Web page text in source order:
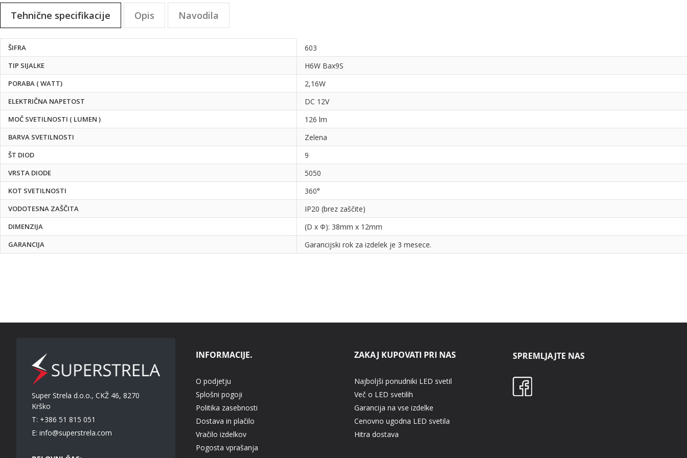
na
začetekTehnične specifikacije
Tehnične
specifikacije
ŠIFRA 603
TIP SIJALKE H6W Bax9S
PORABA ( WATT) 2,16W
ELEKTRIČNA NAPETOST DC 12V
MOČ SVETILNOSTI ( LUMEN ) 126 lm
BARVA SVETILNOSTI Zelena
ŠT DIOD 9
VRSTA DIODE 5050
KOT SVETILNOSTI 360°
VODOTESNA ZAŠČITA IP20 (brez zaščite)
DIMENZIJA (D x Φ): 38mm x 12mm
GARANCIJA Garancijski rok za izdelek je 3 mesece.
Opis Navodila
Super Strela d.o.o., CKŽ 46, 8270
Krško
T: +386 51 815 051
E: info@superstrela.com
INFORMACIJE.
O podjetju
Splošni pogoji
Politika zasebnosti
Dostava in plačilo
Vračilo izdelkov
Pogosta vprašanja
ZAKAJ KUPOVATI PRI NAS
Najboljši ponudniki LED svetil
Več o LED svetilih
Garancija na vse izdelke
Cenovno ugodna LED svetila
Hitra dostava
SPREMLJAJTE NAS